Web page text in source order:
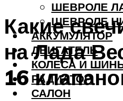
ШЕВРОЛЕ
ШЕВРОЛЕ
АККУМУЛЯТОР
ДВИГАТЕЛЬ
КОЛЕСА И
РАДИАТОР
САЛОН
Какие
на Лада
16